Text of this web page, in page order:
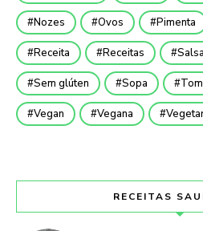
Nozes Ovos Pimenta
Receita Receitas Salsa
Sem glúten Sopa
Vegan Vegana
RECEITAS